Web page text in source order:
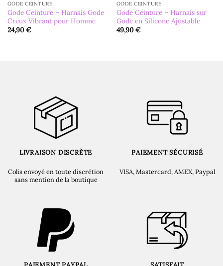
GODE CEINTURE
Gode Ceinture – Harnais Gode
Creux Vibrant pour Homme
24,90€
GODE CEINTURE
Gode Ceinture – Harnais sur
Gode en Silicone Ajustable
49,90€
LIVRAISON DISCRÈTE
Colis envoyé en toute discrétion
sans mention de la boutique
PAIEMENT SÉCURISÉ
VISA, Mastercard, AMEX, Paypal